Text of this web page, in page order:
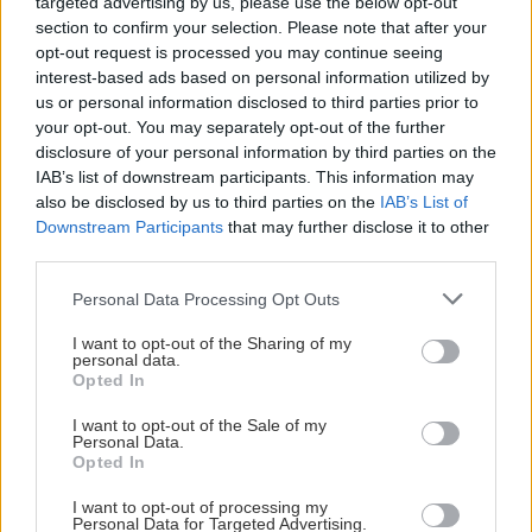
section to confirm your selection. Please note that after your
opt-out request is processed you may continue seeing
interest-based ads based on personal information utilized by
us or personal information disclosed to third parties prior to
your opt-out. You may separately opt-out of the further
disclosure of your personal information by third parties on the
IAB’s list of downstream participants. This information may
also be disclosed by us to third parties on the IAB’s List of
Downstream Participants that may further disclose it to other
Please note that this website/app uses one or more Google
not limited to your visit or usage behaviour. You may click to
grant or deny consent to Google and its third-party tags to
use your data for below specified purposes in below Google
consent section.
Personal Data Processing Opt Outs
I want to opt-out of the Sharing of my
personal data.
Opted In
I want to opt-out of the Sale of my
Personal Data.
Opted In
I want to opt-out of processing my
Personal Data for Targeted Advertising.
Στην Μπριζ θα πας με τραίνο από τις Βρυξέλλες,
σε κάτι λιγότερο από μία ώρα, και εισιτήριο στα
15€ one way.
Περισσότερες λεπτομέρειες, και προτάσεις για
στον εαυτό σου και ταξίδεψε στην Μπριζ